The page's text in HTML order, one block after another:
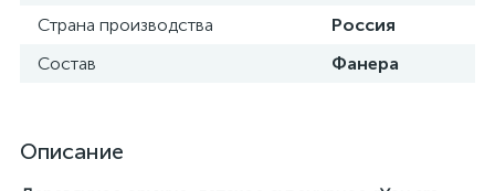
Страна производства
Россия
Состав
Фанера
Описание